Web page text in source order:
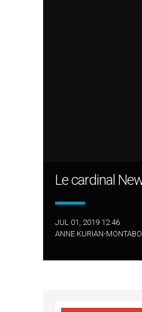
Le cardinal
JUL 01, 2019 12:46
ANNE KURIAN-